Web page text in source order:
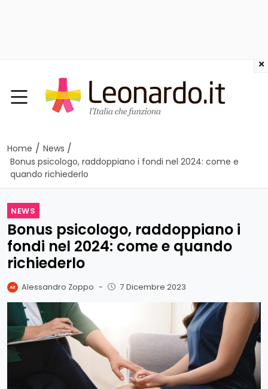
Home / News /
Bonus psicologo, raddoppiano i fondi nel 2024: come e
quando richiederlo
NEWS
Bonus psicologo, raddoppiano i
fondi nel 2024: come e quando
richiederlo
Alessandro Zoppo - 7 Dicembre 2023
×